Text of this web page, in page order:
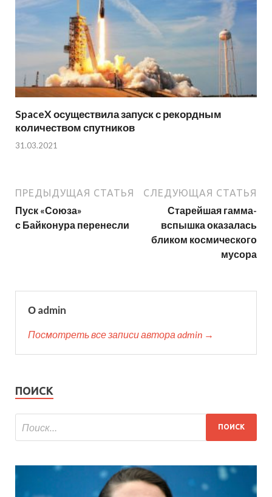
SpaceX осуществила запуск с рекордным
количеством спутников
31.03.2021
ПРЕДЫДУЩАЯ СТАТЬЯ
Пуск «Союза»
с Байконура перенесли
СЛЕДУЮЩАЯ СТАТЬЯ
Старейшая гамма-
вспышка оказалась
бликом космического
мусора
О admin
Посмотреть все записи автора admin →
ПОИСК